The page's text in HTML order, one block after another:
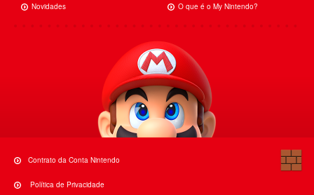
Novidades O que é o My Nintendo?
Contrato da Conta Nintendo
Política de Privacidade